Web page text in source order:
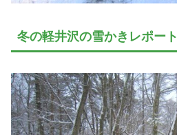
冬の軽井沢の雪かきレポート